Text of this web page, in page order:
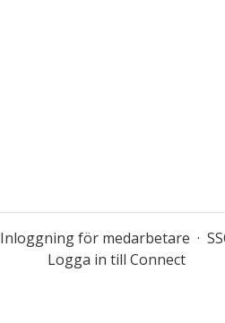
Inloggning för medarbetare ·
Logga in till Connect